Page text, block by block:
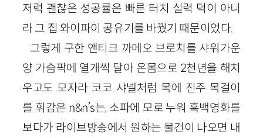
저럭 괜찮은 성공률은 빠른 터치 실력 덕이 아니
라 그 집 와이파이 공유기를 바꿨기 때문이었다.
그렇게 구한 앤티크 까메오 브로치를 샤워가운
양 가슴팍에 열개씩 달아 온몸으로 2천년을 해치
우고도 모자라 코코 샤넬처럼 목에 진주 목걸이
를 휘감은 n&n’s는, 소파에 모로 누워 흑백영화를
보다가 라이브방송에서 원하는 물건이 나오면 내